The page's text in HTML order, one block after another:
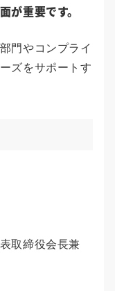
が重要です。
門やコンプライ
ズをサポートす
取締役会長兼